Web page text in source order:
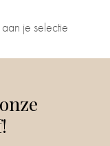
je selectie